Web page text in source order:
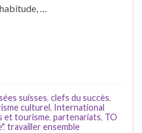
…
suisses, clefs du succès,
culturel, International
et tourisme, partenariats, TO
, travailler ensemble